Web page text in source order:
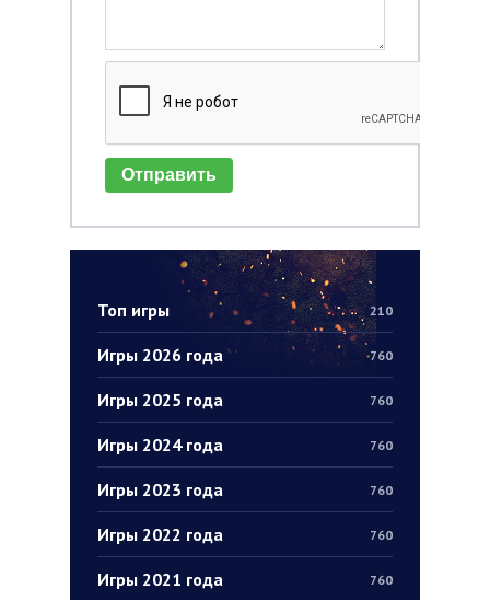
Топ игры 210
Игры 2026 года 760
Игры 2025 года 760
Игры 2024 года 760
Игры 2023 года 760
Игры 2022 года 760
Игры 2021 года 760
Отправить